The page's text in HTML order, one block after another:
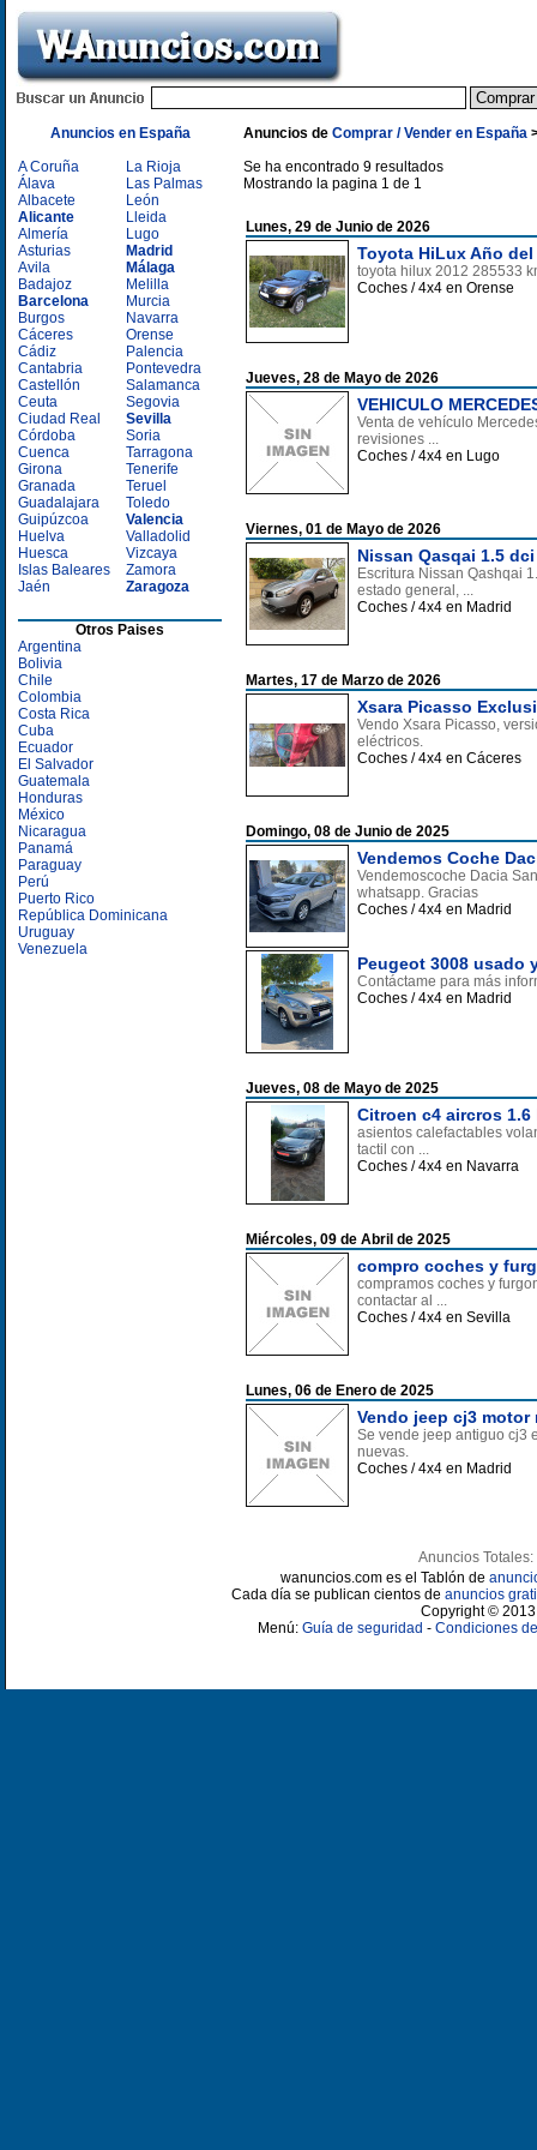
Anuncios en España
A Coruña
Álava
Albacete
Alicante
Almería
Asturias
Avila
Badajoz
Barcelona
Burgos
Cáceres
Cádiz
Cantabria
Castellón
Ceuta
Ciudad Real
Córdoba
Cuenca
Girona
Granada
Guadalajara
Guipúzcoa
Huelva
Huesca
Islas Baleares
Jaén
La Rioja
Las Palmas
León
Lleida
Lugo
Madrid
Málaga
Melilla
Murcia
Navarra
Orense
Palencia
Pontevedra
Salamanca
Segovia
Sevilla
Soria
Tarragona
Tenerife
Teruel
Toledo
Valencia
Valladolid
Vizcaya
Zamora
Zaragoza
Otros Paises
Argentina
Bolivia
Chile
Colombia
Costa Rica
Cuba
Ecuador
El Salvador
Guatemala
Honduras
México
Nicaragua
Panamá
Paraguay
Perú
Puerto Rico
República Dominicana
Uruguay
Venezuela
Anuncios de Comprar / Vender en España
Se ha encontrado 9 resultados
Mostrando la pagina 1 de 1
Lunes, 29 de Junio de 2026
Toyota HiLux Año
toyota hilux 2012 285533
Coches / 4x4 en Orense
Jueves, 28 de Mayo de 2026
VEHICULO
Venta de vehículo
revisiones ...
Coches / 4x4 en Lugo
Viernes, 01 de Mayo de 2026
Nissan Qasqai 1.5
Escritura Nissan Qashqai
estado general, ...
Coches / 4x4 en Madrid
Martes, 17 de Marzo de 2026
Xsara Picasso
Vendo Xsara Picasso,
eléctricos.
Coches / 4x4 en Cáceres
Domingo, 08 de Junio de 2025
Vendemos Coche
Vendemoscoche Dacia
whatsapp. Gracias
Coches / 4x4 en Madrid
Peugeot 3008 usado
Contáctame para más
Coches / 4x4 en Madrid
Jueves, 08 de Mayo de 2025
Citroen c4 aircros
asientos calefactables
tactil con ...
Coches / 4x4 en Navarra
Miércoles, 09 de Abril de 2025
compro coches y
compramos coches y
contactar al ...
Coches / 4x4 en Sevilla
Lunes, 06 de Enero de 2025
Vendo jeep cj3
Se vende jeep antiguo cj3
nuevas.
Coches / 4x4 en Madrid
Anuncios Totales:
wanuncios.com es el Tablón de
Cada día se publican cientos de anuncios
Copyright ©
Menú: Guía de seguridad - Condiciones